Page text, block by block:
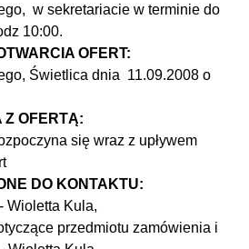
w sekretariacie w terminie do
10:00.
OFERT:
Świetlica dnia 11.09.2008 o
Z OFERTĄ:
się wraz z upływem
DO KONTAKTU:
Wioletta Kula,
przedmiotu zamówienia i